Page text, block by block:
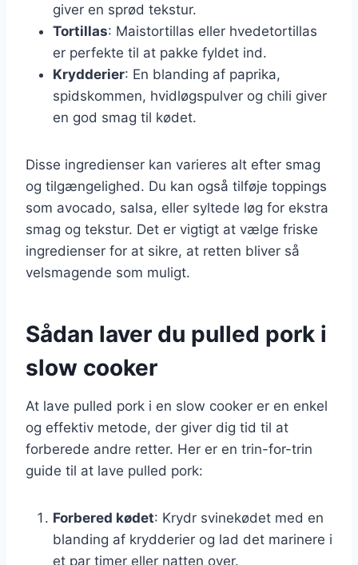
giver en sprød tekstur.
Tortillas: Maistortillas eller hvedetortillas
er perfekte til at pakke fyldet ind.
Krydderier: En blanding af paprika,
spidskommen, hvidløgspulver og chili giver
en god smag til kødet.
Disse ingredienser kan varieres alt efter smag
og tilgængelighed. Du kan også tilføje toppings
som avocado, salsa, eller syltede løg for ekstra
smag og tekstur. Det er vigtigt at vælge friske
ingredienser for at sikre, at retten bliver så
velsmagende som muligt.
Sådan laver du pulled pork i
slow cooker
At lave pulled pork i en slow cooker er en enkel
og effektiv metode, der giver dig tid til at
forberede andre retter. Her er en trin-for-trin
guide til at lave pulled pork:
Forbered kødet: Krydr svinekødet med en
blanding af krydderier og lad det marinere i
et par timer eller natten over.